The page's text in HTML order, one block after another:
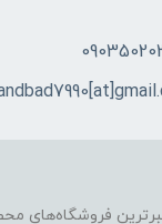
فروشگاه‌های